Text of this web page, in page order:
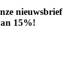
nieuwsbrief
15%!